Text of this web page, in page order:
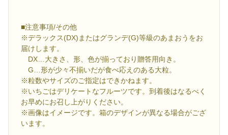
■注意事項/その他
※デラックス(DX)またはグランデ(G)等級のあまおうをお
届けします。
DX…大きさ、形、色が揃っており贈答用向き。
G…形が少々不揃いだが食べ応えのある大粒。
※粒数やサイズのご指定はできかねます。
※いちごはデリケートなフルーツです。到着後はなるべく
お早めにお召し上がりください。
※画像はイメージです。箱のデザインが異なる場合がござ
います。